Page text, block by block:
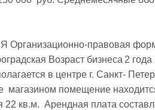
2 года Информация о помещении	 Магазин
в центре г. Санкт-
магазином помещение
кв.м.  Арендная плата